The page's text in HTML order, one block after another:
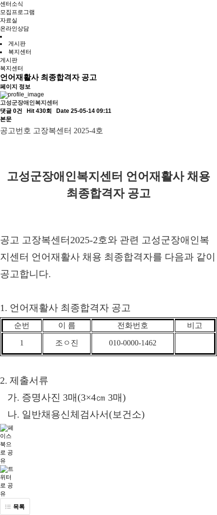
센터소식
모집프로그램
자료실
온라인상담
게시판
복지센터
게시판
복지센터
언어재활사 최종합격자 공고
페이지 정보
고성군장애인복지센터
댓글 0건
Hit 430회
Date 25-05-14 09:11
본문
공고번호 고장복센터 2025-4호
고성군장애인복지센터 언어재활사 채용
최종합격자 공고
공고 고장복센터 2025-2호와 관련 고성군장애인복
지센터 언어재활사 채용 최종합격자를 다음과 같이
공고합니다.
1. 언어재활사 최종합격자 공고
순번 이 름 전화번호 비고
1 조ㅇ진 010-0000-1462
2. 제출서류
가. 증명사진 3매 (3×4㎝ 3매)
나. 일반채용신체검사서 (보건소)
목록